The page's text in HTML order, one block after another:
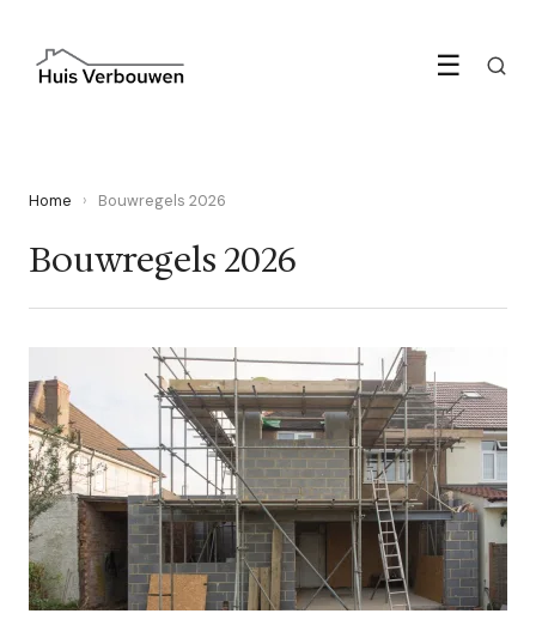
☰
Home › Bouwregels 2026
Bouwregels 2026